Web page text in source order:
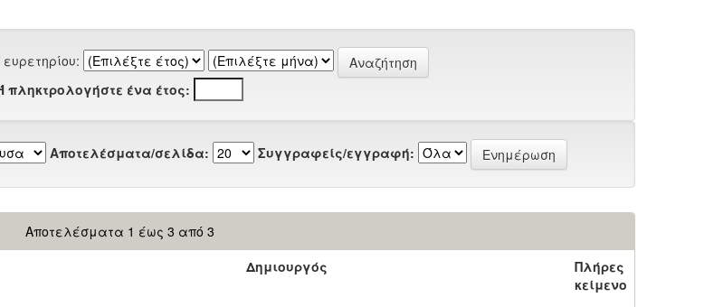
πληκτρολογήστε ένα έτος:
Αποτελέσματα/σελίδα: Συγγραφείς/εγγραφή:
Αποτελέσματα 1 έως 3 από 3
Δημιουργός
Πλήρες
κείμενο